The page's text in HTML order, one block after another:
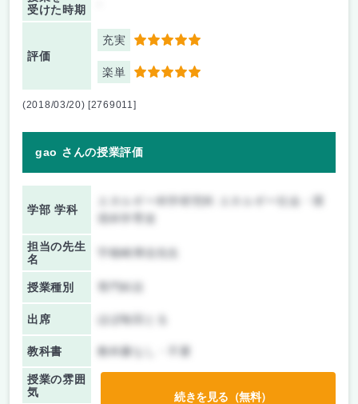
受けた時期
評価
充実 5
楽単 5
(2018/03/20) [2769011]
gao さんの授業評価
学部 学科
エネルギー科学研究科 エネルギー社会・環
担当の先生
名
宇根崎博信先生
授業種別
出席 ほぼ毎回とる
教科書 教科書なし・不要
授業の雰囲
気
続きを見る（無料）